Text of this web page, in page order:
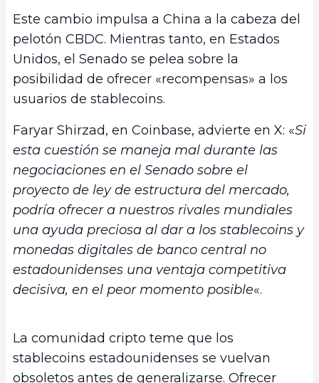
Este cambio impulsa a China a la cabeza del
pelotón CBDC. Mientras tanto, en Estados
Unidos, el Senado se pelea sobre la
posibilidad de ofrecer «recompensas» a los
usuarios de stablecoins.
Faryar Shirzad, en Coinbase, advierte en X: «Si
esta cuestión se maneja mal durante las
negociaciones en el Senado sobre el
proyecto de ley de estructura del mercado,
podría ofrecer a nuestros rivales mundiales
una ayuda preciosa al dar a los stablecoins y
monedas digitales de banco central no
estadounidenses una ventaja competitiva
decisiva, en el peor momento posible«.
La comunidad cripto teme que los
stablecoins estadounidenses se vuelvan
obsoletos antes de generalizarse. Ofrecer